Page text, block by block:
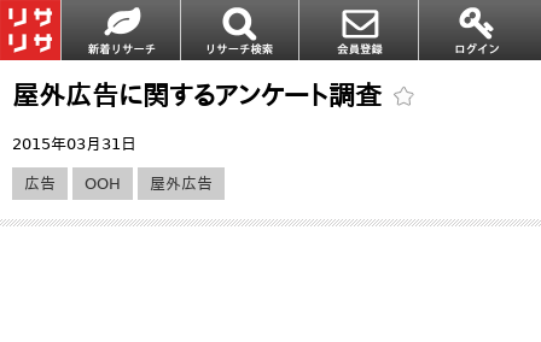
屋外広告に関するアンケート調査
2015年03月31日
広告 OOH 屋外広告